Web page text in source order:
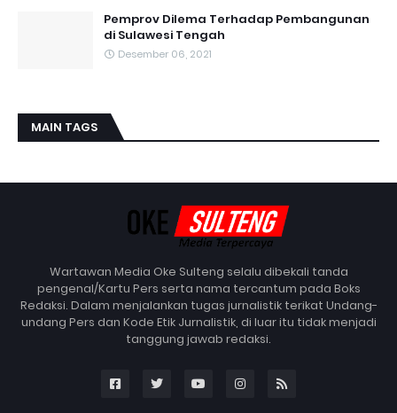
Pemprov Dilema Terhadap Pembangunan
di Sulawesi Tengah
Desember 06, 2021
MAIN TAGS
Wartawan Media Oke Sulteng selalu dibekali tanda
pengenal/Kartu Pers serta nama tercantum pada Boks
Redaksi. Dalam menjalankan tugas jurnalistik terikat Undang-
undang Pers dan Kode Etik Jurnalistik, di luar itu tidak menjadi
tanggung jawab redaksi.